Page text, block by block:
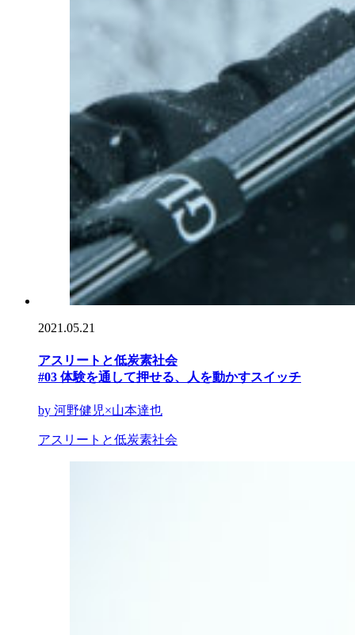
2021.05.21
アスリートと低炭素社会
#03 体験を通して押せる、人を動かすスイッチ
by 河野健児×山本達也
アスリートと低炭素社会